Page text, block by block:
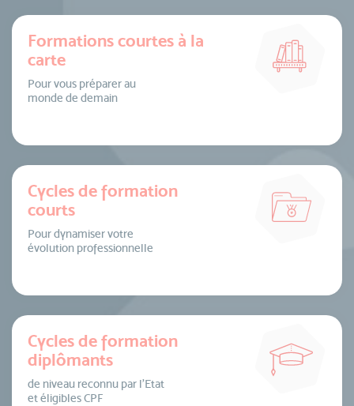
Formations courtes à la
carte
Pour vous préparer au
monde de demain
Cycles de formation
courts
Pour dynamiser votre
évolution professionnelle
Cycles de formation
diplômants
de niveau reconnu par l’Etat
et éligibles CPF